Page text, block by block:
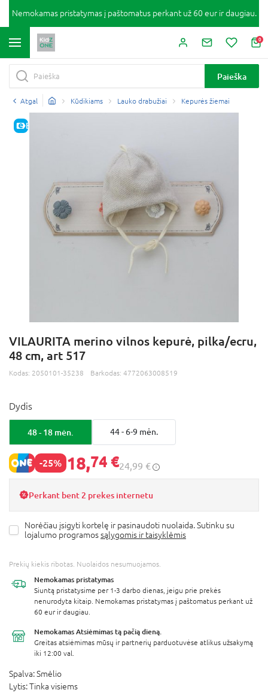
Nemokamas pristatymas į paštomatus perkant už 60 eur ir daugiau.
0
Paieška
Atgal Kūdikiams Lauko drabužiai Kepurės žiemai
E-KAINA
VILAURITA merino vilnos kepurė, pilka/ecru,
48 cm, art 517
Kodas: 2050101-35238 Barkodas: 4772063008519
Dydis
48 - 18 mėn. 44 - 6-9 mėn.
-25% 18,74 €24,99 €
Perkant bent 2 prekes internetu
Norėčiau įsigyti kortelę ir pasinaudoti nuolaida. Sutinku su
lojalumo programossąlygomis ir taisyklėmis
Prekių kiekis ribotas. Nuolaidos nesumuojamos.
Nemokamas pristatymas
Siuntą pristatysime per 1-3 darbo dienas, jeigu prie prekės
nenurodyta kitaip. Nemokamas pristatymas į paštomatus perkant už
60 eur ir daugiau.
Nemokamas Atsiėmimas tą pačią dieną.
Greitas atsiėmimas mūsų ir partnerių parduotuvėse atlikus užsakymą
iki 12:00 val.
Spalva:Smėlio
Lytis:Tinka visiems